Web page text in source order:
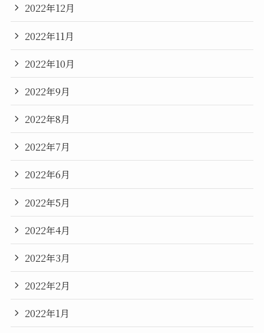
2022年12月
2022年11月
2022年10月
2022年9月
2022年8月
2022年7月
2022年6月
2022年5月
2022年4月
2022年3月
2022年2月
2022年1月